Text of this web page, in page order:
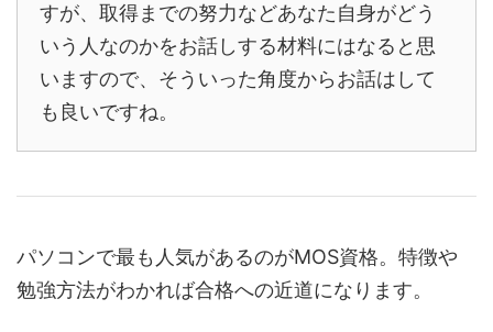
すが、取得までの努力などあなた自身がどう
いう人なのかをお話しする材料にはなると思
いますので、そういった角度からお話はして
も良いですね。
パソコンで最も人気があるのがMOS資格。特徴や
勉強方法がわかれば合格への近道になります。